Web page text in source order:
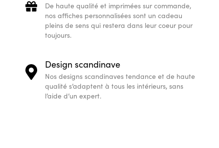
De haute qualité et imprimées sur commande,
nos affiches personnalisées sont un cadeau
pleins de sens qui restera dans leur coeur pour
toujours.
Design scandinave
Nos designs scandinaves tendance et de haute
qualité s’adaptent à tous les intérieurs, sans
l’aide d’un expert.